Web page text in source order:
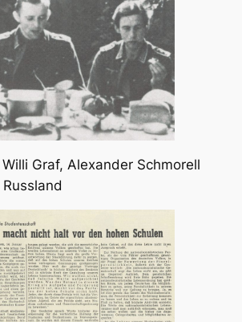
Graf, Alexander Schmorell